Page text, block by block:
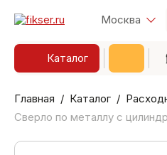
Москва
Каталог
Главная Каталог
Сверло по металлу с